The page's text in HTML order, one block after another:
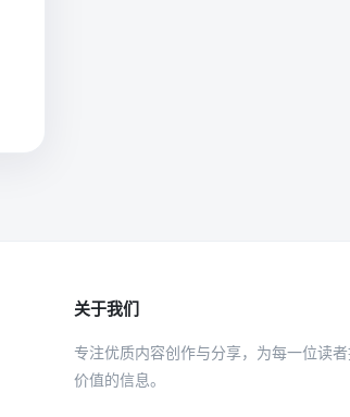
关于我们
专注优质内容创作与分享，为每一位读
价值的信息。